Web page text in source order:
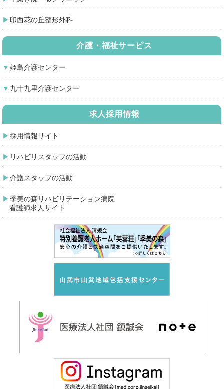
印西花の丘整形外科
介護・福祉サービス
姫島介護センター
九十九里介護センター
求人採用情報
採用情報サイト
リハビリスタッフの活動
介護スタッフの活動
季美の森リハビリテーション病院
看護師求人サイト